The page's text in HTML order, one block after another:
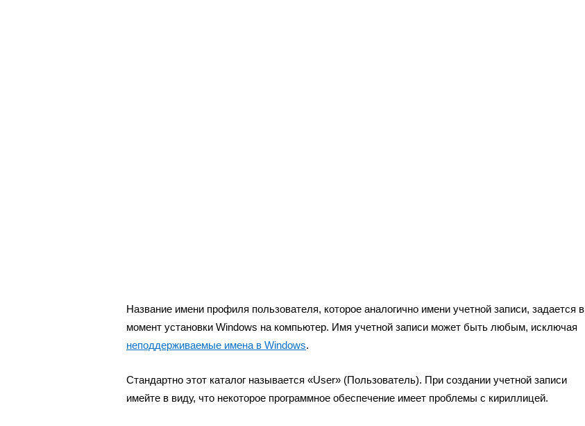
Название имени профиля пользователя, которое аналогично имени учетной записи, задается в
момент установки Windows на компьютер. Имя учетной записи может быть любым, исключая
неподдерживаемые имена в Windows.
Стандартно этот каталог называется «User» (Пользователь). При создании учетной записи
имейте в виду, что некоторое программное обеспечение имеет проблемы с кириллицей.